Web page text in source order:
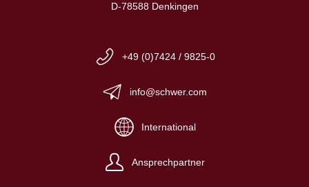
D-78588 Denkingen
+49 (0)7424 / 9825-0
info@schwer.com
International
Ansprechpartner